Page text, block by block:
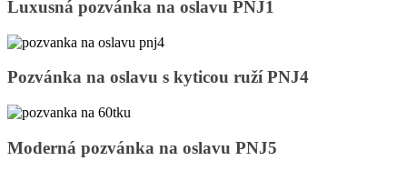
Luxusná
na
oslavu
PNJ1
Luxusná pozvánka na oslavu PNJ1
Pozvánka
oslavu
s
kyticou
ruží
Pozvánka na oslavu s kyticou ruží PNJ4
Moderná
Moderná pozvánka na oslavu PNJ5